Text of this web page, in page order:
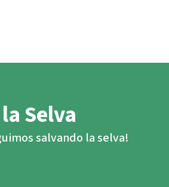
Selva
salvando la selva!